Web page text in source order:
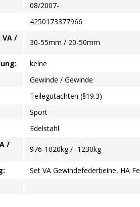
08/2007-
4250173377966
/
30-55mm / 20-50mm
keine
Gewinde / Gewinde
Teilegutachten (§19.3)
Sport
Edelstahl
/
976-1020kg / -1230kg
Set VA Gewindefederbeine, HA